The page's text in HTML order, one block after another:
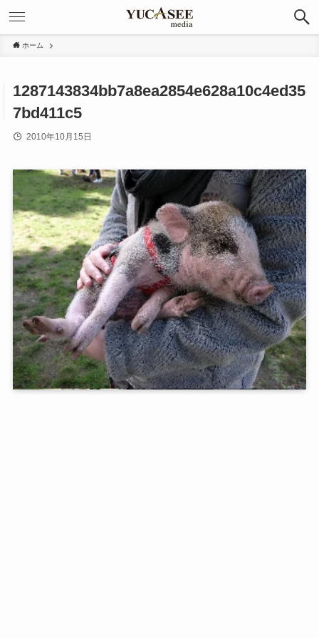
ホーム
1287143834bb7a8ea2854e628a10c4ed35
7bd411c5
2010年10月15日